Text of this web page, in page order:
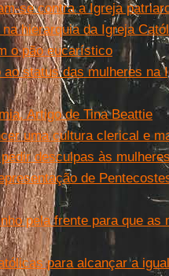
se contra a Igreja
hierarquia da Igreja
o pão eucarístico
status das mulheres na
Artigo de Tina Beattie
uma cultura clerical e
desculpas às
de
pela frente para que as
para alcançar a